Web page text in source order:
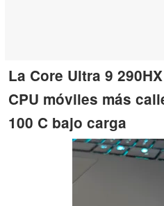
La Core Ultra 9
CPU móviles más
100 C bajo carga